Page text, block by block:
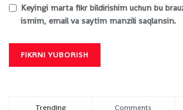
Keyingi marta fikr bildirishim uchun bu
ismim, email va saytim manzili saqlansin.
Trending Comments